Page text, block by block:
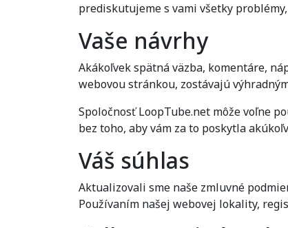
prediskutujeme s vami všetky
Vaše návrhy
Akákoľvek spätná väzba, komentáre,
webovou stránkou, zostávajú
Spoločnosť LoopTube.net môže voľne
bez toho, aby vám za to poskytla
Váš súhlas
Aktualizovali sme naše zmluvné
Používaním našej webovej lokality,